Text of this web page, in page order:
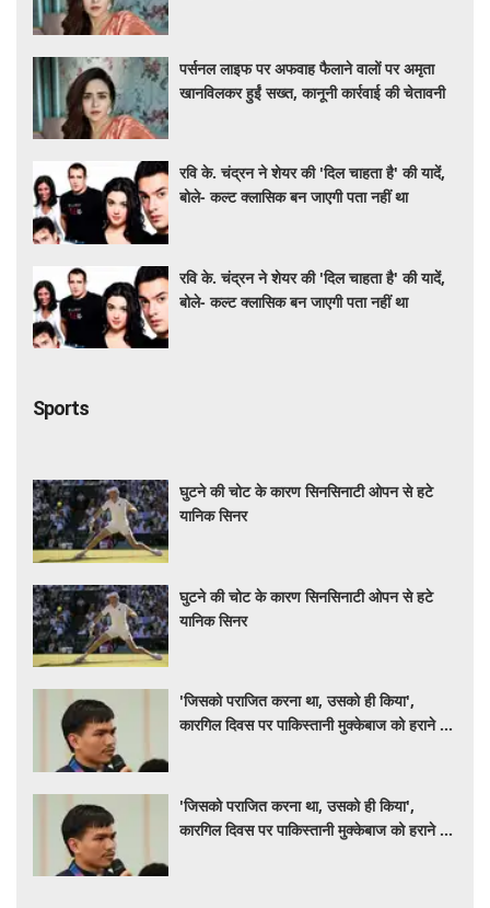
पर्सनल लाइफ पर अफवाह फैलाने वालों पर अमृता
खानविलकर हुईं सख्त, कानूनी कार्रवाई की चेतावनी
रवि के. चंद्रन ने शेयर की 'दिल चाहता है' की यादें,
बोले- कल्ट क्लासिक बन जाएगी पता नहीं था
रवि के. चंद्रन ने शेयर की 'दिल चाहता है' की यादें,
बोले- कल्ट क्लासिक बन जाएगी पता नहीं था
Sports
घुटने की चोट के कारण सिनसिनाटी ओपन से हटे
यानिक सिनर
घुटने की चोट के कारण सिनसिनाटी ओपन से हटे
यानिक सिनर
'जिसको पराजित करना था, उसको ही किया',
कारगिल दिवस पर पाकिस्तानी मुक्केबाज को हराने पर
'जिसको पराजित करना था, उसको ही किया',
कारगिल दिवस पर पाकिस्तानी मुक्केबाज को हराने पर